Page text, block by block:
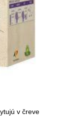
v čreve